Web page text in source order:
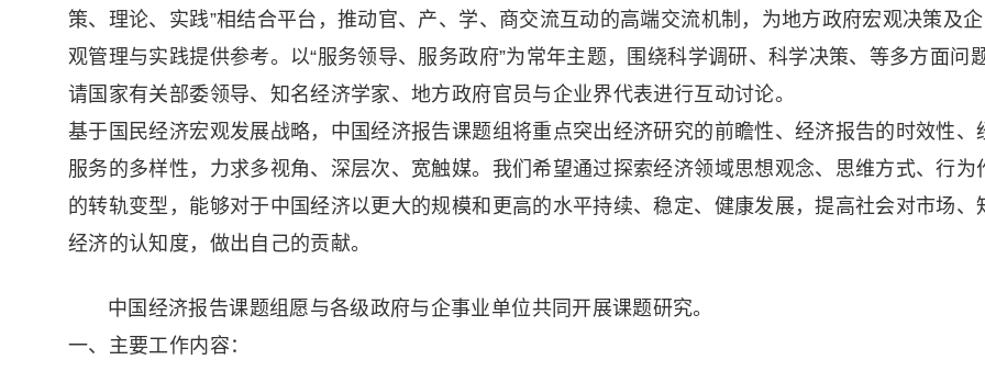
策、理论、实践”相结合平台，推动官、产、学、商交流互动的高端交流机制，为地方政府宏观决策及
观管理与实践提供参考。以“服务领导、服务政府”为常年主题，围绕科学调研、科学决策、等多方面问
请国家有关部委领导、知名经济学家、地方政府官员与企业界代表进行互动讨论。
基于国民经济宏观发展战略，中国经济报告课题组将重点突出经济研究的前瞻性、经济报告的时效性、
服务的多样性，力求多视角、深层次、宽触媒。我们希望通过探索经济领域思想观念、思维方式、行为
的转轨变型，能够对于中国经济以更大的规模和更高的水平持续、稳定、健康发展，提高社会对市场、
经济的认知度，做出自己的贡献。
中国经济报告课题组愿与各级政府与企事业单位共同开展课题研究。
一、主要工作内容：